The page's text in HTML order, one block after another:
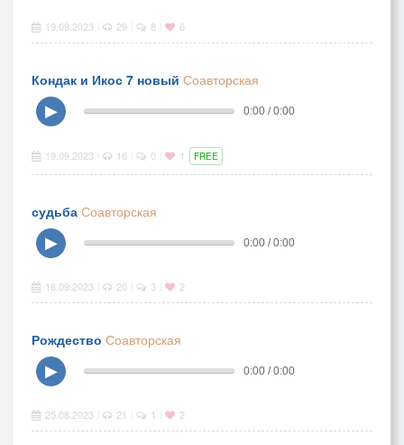
19.09.2023 29 8 6
Кондак и Икос 7 новый Соавторская
▶
0:00 / 0:00
19.09.2023 16 0 1 FREE
судьба Соавторская
▶
0:00 / 0:00
18.09.2023 20 3 2
Рождество Соавторская
▶
0:00 / 0:00
25.08.2023 21 1 2